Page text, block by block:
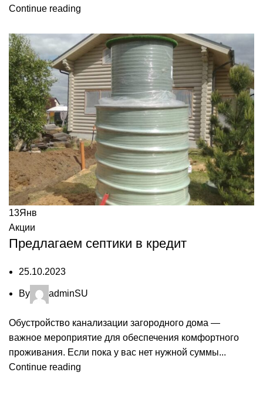
Continue reading
13Янв
Акции
Предлагаем септики в кредит
25.10.2023
By adminSU
Обустройство канализации загородного дома —
важное мероприятие для обеспечения комфортного
проживания. Если пока у вас нет нужной суммы...
Continue reading